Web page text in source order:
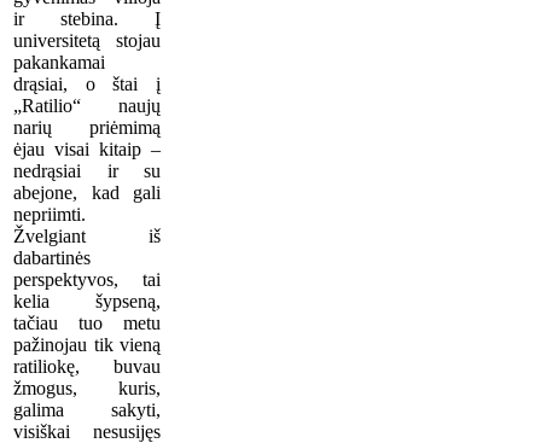
ir stebina. Į
universitetą stojau
pakankamai
drąsiai, o štai į
„Ratilio“ naujų
narių priėmimą
ėjau visai kitaip –
nedrąsiai ir su
abejone, kad gali
nepriimti.
Žvelgiant iš
dabartinės
perspektyvos, tai
kelia šypseną,
tačiau tuo metu
pažinojau tik vieną
ratiliokę, buvau
žmogus, kuris,
galima sakyti,
visiškai nesusijęs